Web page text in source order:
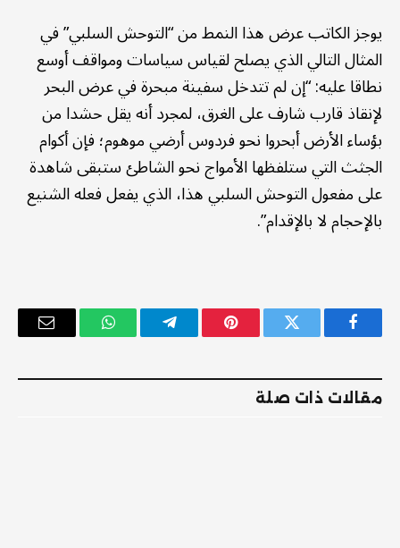
يوجز الكاتب عرض هذا النمط من “التوحش السلبي” في
المثال التالي الذي يصلح لقياس سياسات ومواقف أوسع
نطاقا عليه: “إن لم تتدخل سفينة مبحرة في عرض البحر
لإنقاذ قارب شارف على الغرق، لمجرد أنه يقل حشدا من
بؤساء الأرض أبحروا نحو فردوس أرضي موهوم؛ فإن أكوام
الجثث التي ستلفظها الأمواج نحو الشاطئ ستبقى شاهدة
على مفعول التوحش السلبي هذا، الذي يفعل فعله الشنيع
بالإحجام لا بالإقدام”.
فيسبوك تويتر بينتيريستتيلقرام واتساب
البريد
مقالات ذات صلة